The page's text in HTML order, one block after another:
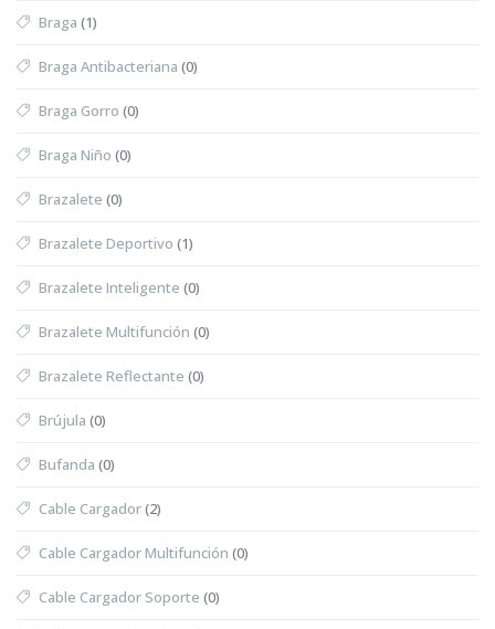
Braga (1)
Braga Antibacteriana (0)
Braga Gorro (0)
Braga Niño (0)
Brazalete (0)
Brazalete Deportivo (1)
Brazalete Inteligente (0)
Brazalete Multifunción (0)
Brazalete Reflectante (0)
Brújula (0)
Bufanda (0)
Cable Cargador(2)
Cable Cargador Multifunción (0)
Cable Cargador Soporte (0)